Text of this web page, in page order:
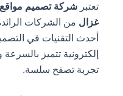
تعتبرشركة تصميم مواقع
غزال من الشركات
أحدث التقنيات في
إلكترونية تتميز بالسرعة
تجربة تصفح سلسة.